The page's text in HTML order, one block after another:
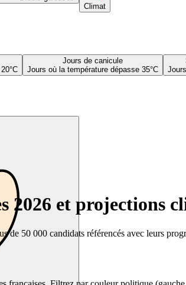
Climat
Jours de canicule
Jours où la température dépasse 35°C
et projections
50 000 candidats référencés avec leurs